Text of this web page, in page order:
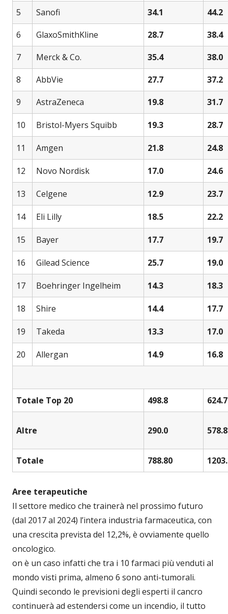
5 Sanofi 34.1
44.2
6
GlaxoSmithKline 28.7
38.4
7
Merck & Co. 35.4
38.0
8
AbbVie 27.7
37.2
9
AstraZeneca 19.8 31.7
10 Bristol-Myers Squibb 19.3 28.7
11 Amgen 21.8 24.8
12 Novo Nordisk 17.0 24.6
13 Celgene 12.9 23.7
14 Eli Lilly 18.5 22.2
15 Bayer 17.7 19.7
16 Gilead Science 25.7 19.0
17 Boehringer Ingelheim 14.3 18.3
18 Shire 14.4 17.7
19 Takeda 13.3 17.0
20 Allergan 14.9 16.8
Totale Top 20 498.8 624.7
Altre 290.0 578.8
Totale 788.80
Aree terapeutiche
Il settore medico che trainerà nel prossimo futuro
(dal 2017 al 2024) l’intera industria farmaceutica, con
una crescita prevista del 12,2%, è ovviamente quello
oncologico.
on è un caso infatti che tra i 10 farmaci più venduti al
mondo visti prima, almeno 6 sono anti-tumorali.
Quindi secondo le previsioni degli esperti il cancro
continuerà ad estendersi come un incendio, il tutto